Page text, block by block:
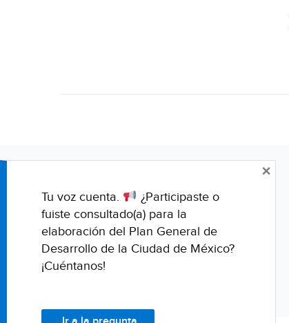
Tu voz cuenta.
¿Participaste o
fuiste consultado(a) para la
elaboración del Plan General de
Desarrollo de la Ciudad de México?
¡Cuéntanos!
×